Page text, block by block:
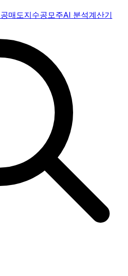
공매도지수공모주AI 분석계산기